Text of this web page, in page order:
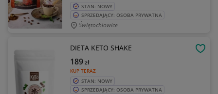
STAN: NOWY
SPRZEDAJĄCY: OSOBA PRYWATNA
Świętochłowice
DIETA KETO SHAKE
KUP TERAZ
189zł
STAN: NOWY
SPRZEDAJĄCY: OSOBA PRYWATNA